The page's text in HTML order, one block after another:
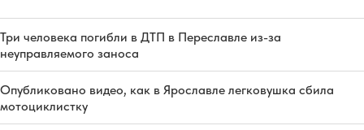
Три человека погибли в ДТП в Переславле из-за
неуправляемого заноса
Опубликовано видео, как в Ярославле легковушка сбила
мотоциклистку